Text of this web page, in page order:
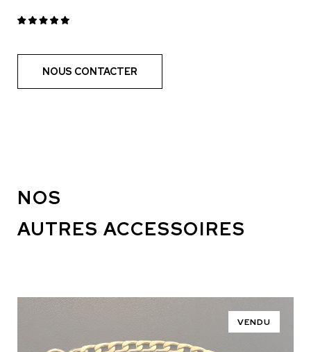
NOUS CONTACTER
NOS
AUTRES ACCESSOIRES
VENDU